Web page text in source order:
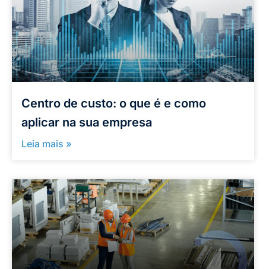
Centro de custo: o que é e como
aplicar na sua empresa
Leia mais »